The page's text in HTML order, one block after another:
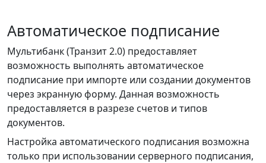
Автоматическое подписание
Мультибанк (Транзит 2.0) предоставляет
возможность выполнять автоматическое
подписание при импорте или создании документов
через экранную форму. Данная возможность
предоставляется в разрезе счетов и типов
документов.
Настройка автоматического подписания возможна
только при использовании серверного подписания,